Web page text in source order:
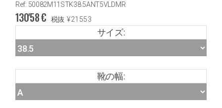
Ref: 50082M11STK38.5ANT5VLDMR
130'58€ 税抜 ¥21553
サイズ:
靴の幅: